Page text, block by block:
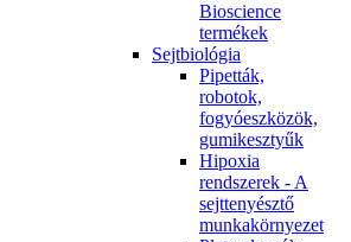
Bioscience
termékek
Sejtbiológia
Pipetták,
robotok,
fogyóeszközök,
gumikesztyűk
Hipoxia
rendszerek - A
sejttenyésztő
munkakörnyezet